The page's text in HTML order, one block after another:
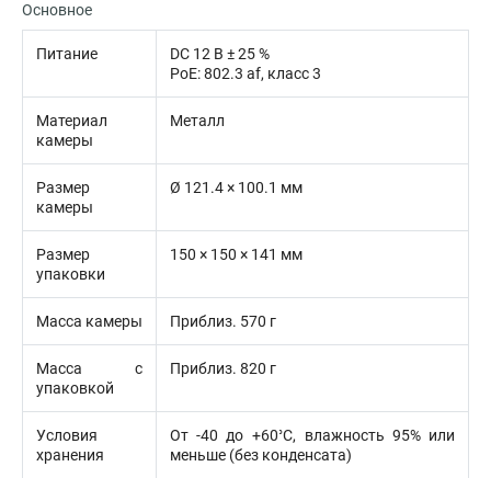
Основное
Питание
DC 12 В ± 25 %
PoE: 802.3 af, класс 3
Материал
камеры
Металл
Размер
камеры
Ø 121.4 × 100.1 мм
Размер
упаковки
150 × 150 × 141 мм
Масса камеры Приблиз. 570 г
Масса с
упаковкой
Приблиз. 820 г
Условия
хранения
От -40 до +60°C, влажность 95% или
меньше (без конденсата)